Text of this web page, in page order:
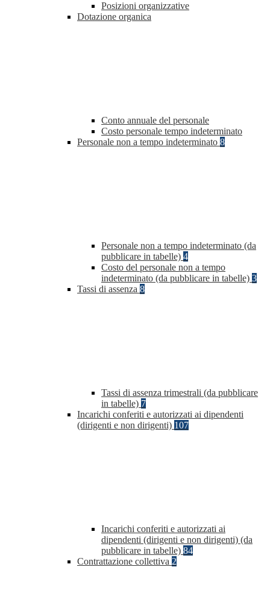
Posizioni organizzative
Dotazione organica
Conto annuale del personale
Costo personale tempo indeterminato
Personale non a tempo indeterminato 8
Personale non a tempo indeterminato (da
pubblicare in tabelle) 4
Costo del personale non a tempo
indeterminato (da pubblicare in tabelle) 3
Tassi di assenza 8
Tassi di assenza trimestrali (da pubblicare
in tabelle) 7
Incarichi conferiti e autorizzati ai dipendenti
(dirigenti e non dirigenti) 107
Incarichi conferiti e autorizzati ai
dipendenti (dirigenti e non dirigenti) (da
pubblicare in tabelle) 84
Contrattazione collettiva 2